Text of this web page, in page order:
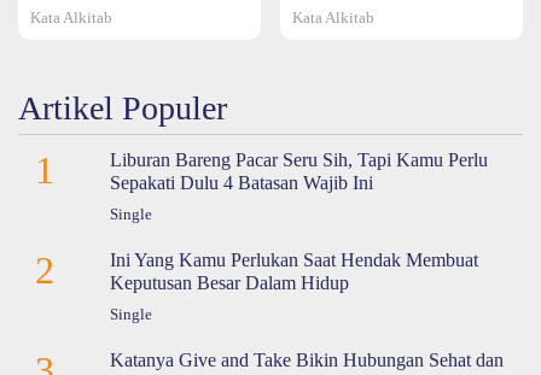
Kata Alkitab Kata Alkitab
Artikel Populer
1
Liburan Bareng Pacar Seru Sih, Tapi Kamu Perlu
Sepakati Dulu 4 Batasan Wajib Ini
Single
2
Ini Yang Kamu Perlukan Saat Hendak Membuat
Keputusan Besar Dalam Hidup
Single
Katanya Give and Take Bikin Hubungan Sehat dan